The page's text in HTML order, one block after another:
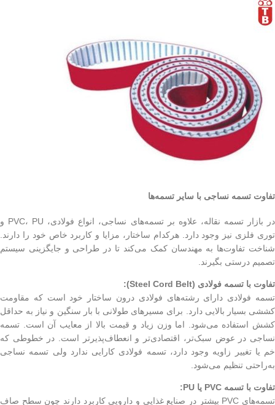
تفاوت تسمه نساجی با سایر تسمه‌ها
در بازار تسمه نقاله، علاوه بر تسمه‌های نساجی، انواع فولادی، PVC، PU و
توری فلزی نیز وجود دارد. هرکدام ساختار، مزایا و کاربرد خاص خود را دارند.
شناخت تفاوت‌ها به مهندسان کمک می‌کند تا در طراحی و جایگزینی سیستم
تصمیم درستی بگیرند.
تفاوت با تسمه فولادی (Steel Cord Belt):
تسمه فولادی دارای رشته‌های فولادی درون ساختار خود است که مقاومت
کششی بسیار بالایی دارد. برای مسیرهای طولانی با بار سنگین و نیاز به حداقل
کشش استفاده می‌شود. اما وزن زیاد و قیمت بالا از معایب آن است. تسمه
نساجی در عوض سبک‌تر، اقتصادی‌تر و انعطاف‌پذیرتر است. در خطوطی که
خم یا تغییر زاویه وجود دارد، تسمه فولادی کارایی ندارد ولی تسمه نساجی
به‌راحتی تنظیم می‌شود.
تفاوت با تسمه PVC یا PU:
تسمه‌های PVC بیشتر در صنایع غذایی و دارویی کاربرد دارند چون سطح صاف